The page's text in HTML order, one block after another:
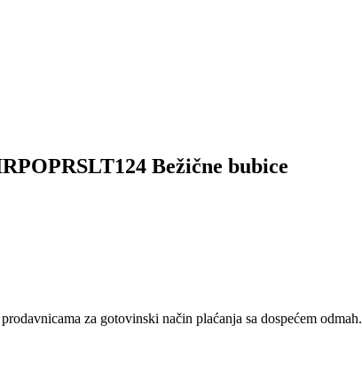
Bežične bubice
za gotovinski način plaćanja sa dospećem odmah.